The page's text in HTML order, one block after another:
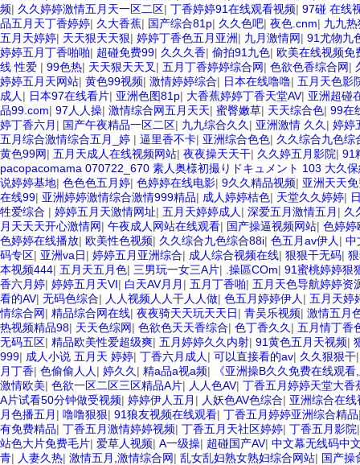
频| 久久婷婷激情五月天一区二区| 丁香婷婷91在线观看视频| 97碰 在线
品五月天丁香婷婷| 久大香蕉| 国产综合81p| 久久色吧| 夜色.cnm| 九九
五月天婷婷| 天天狠天天狠| 婷婷丁香色五月亚洲| 九月激情网| 91尤物九
婷婷五月丁香啪啪| 超碰免费99| 久久久香| 偷拍91九色| 欧美在线视频免
线 性爱 | 99色热| 天天狠天天叉 | 五月丁香婷婷综合网| 色欲色香综合网|
婷婷五月天网站| 黄色99视频| 激情婷婷综合| 日本在线噜噜| 五月天色影
成人 | 日本97在线看片| 亚洲色图81p| 大香蕉婷婷丁香天堂AV| 亚洲超碰
品99.com| 97人人操| 激情综合网五月天天| 蜜臀嫩草| 天天综合色| 99在
婷丁香六月 | 国产午夜精品一区二区| 九九综合久久 | 亚洲激情 久久 | 婷婷
五月综合激情综合五月_婷 | 逼里香不卡| 亚洲综合色色| 久久综合九色综
黄色99网| 五月天成人在线视频网站| 夜夜操天天干| 久久婷五月影院| 91
pacopacomama 070722_670 素人奥様初撮りドキュメント 103 大久
说婷婷基地| 色色色五月婷| 色婷婷在线电影| 9久久精品视频| 亚洲天天
在线99| 亚洲婷婷激情综合激情999精品| 成人婷婷桔色| 天堂久久婷婷|
牲爱综合 | 婷婷五月天激情网址| 五月天婷婷成人 | 深爱五月激情五月 | 久
月天天天开心激情网| 午夜成人网站在线观看| 国产操逼视频网站| 色婷婷
色婷婷在线播放| 欧美性色视频| 久久综合九色综合88i| 色五月av伊人 | 中
码专区| 亚洲va日| 婷婷五月亚洲综合| 成人综合视频在线| 狠狠干无码|
本视频444| 五月天五月色| 三男玩一女三A片| .操區COm| 91蜜桃婷婷狠
香六月婷| 婷婷五月天VI| 白天AV月月 | 五月丁香啪| 五月天色导航婷婷资
看的AV| 无码色综合| 人人视频人人干人人做| 色五月婷婷伊人 | 五月天婷
情综合网| 精品综合网在线| 夜夜骑天天玩天天日| 青吴乐视频| 激情五月
热视频精品98| 天天色综网| 色欲色天天香综合| 色丁香久久 | 五月情丁香
无码五区| 精品欧美性爱超级爽| 五月婷婷久久内射| 91黄色五月天视频|
999| 成人小说 五月天 婷婷| 丁香六月成人 | 可以直接看的av| 久久狠狠干
月丁香| 色偷偷人人 | 婷久久 | 精a品a视a频|
《亚洲操B久久免费在线观
激情欧美| 色欲一区二区三区精品A片| 人人色AV| 丁香五月婷婷天堂大香
A片试看50分钟做受视频| 婷婷伊人五月 | 人妖色AV色综合| 亚洲综合在线
月色播五月 | 噜噜狠狠| 91狼友视频在线观看| 丁香五月婷婷亚洲综合精品
有免费精品| 丁香五月激情婷婷视频| 丁香五月天社区婷婷| 丁香五月影院
站色大片免费毛片| 爱草人视频| A一级操| 超碰国产AV| 中文幕无线码中
青| 人妻久热| 激情五月,激情综合网| 乱女乱妇熟女熟妇综合网站| 国产操